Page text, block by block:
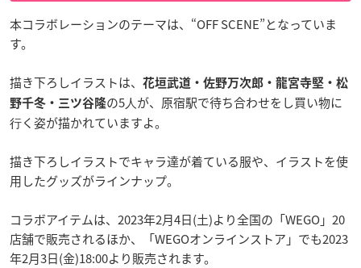
本コラボレーションのテーマは、“OFF SCENE”となっていま
す。
描き下ろしイラストは、
花垣武道・佐野万次郎・龍宮寺堅・松
野千冬・三ツ谷隆の5⼈が、原宿駅で待ち合わせをし買い物に
⾏く姿が描かれていますよ。
描き下ろしイラストでキャラ達が着ている服や、イラストを使
用したグッズがラインナップ。
コラボアイテムは、2023年2月4日(土)より全国の「WEGO」20
店舗で販売されるほか、「WEGOオンラインストア」でも2023
年2月3日(金)18:00より販売されます。